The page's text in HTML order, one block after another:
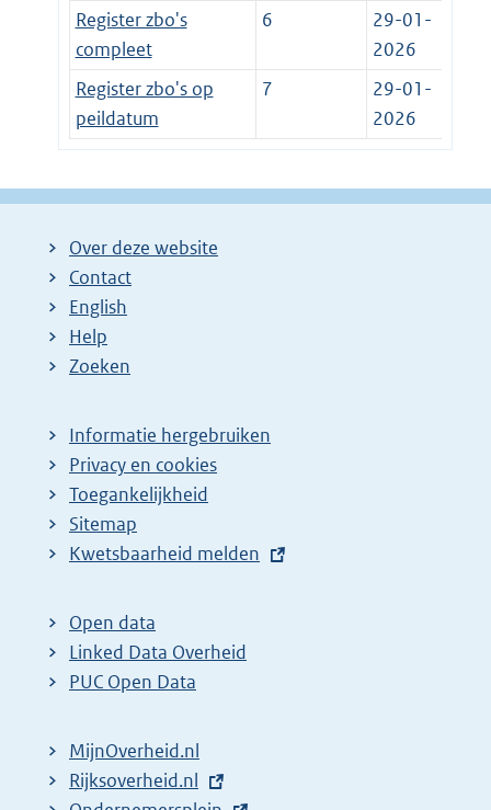
Register zbo's
compleet
6
29-01-
2026
Register zbo's op
peildatum
7
29-01-
2026
Over deze website
Contact
English
Help
Zoeken
Informatie hergebruiken
Privacy en cookies
Toegankelijkheid
Sitemap
E
t
e
r
l
i
Kwetsbaarheid melden
Open data
Linked Data Overheid
PUC Open Data
MijnOverheid.nl
E
Rijksoverheid.nl